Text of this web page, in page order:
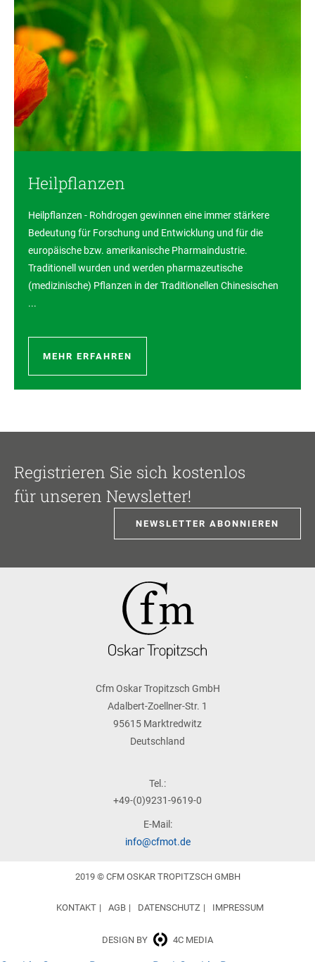
Heilpflanzen
Heilpflanzen - Rohdrogen gewinnen eine immer stärkere
Bedeutung für Forschung und Entwicklung und für die
europäische bzw. amerikanische Pharmaindustrie.
Traditionell wurden und werden pharmazeutische
(medizinische) Pflanzen in der Traditionellen Chinesischen
...
MEHR ERFAHREN
Registrieren Sie sich kostenlos
für unseren Newsletter!
NEWSLETTER ABONNIEREN
Cfm Oskar Tropitzsch GmbH
Adalbert-Zoellner-Str. 1
95615 Marktredwitz
Deutschland
Tel.:
+49-(0)9231-9619-0
E-Mail:
info@cfmot.de
2019 © CFM OSKAR TROPITZSCH GMBH
DESIGN BY 4C MEDIA
KONTAKT AGB DATENSCHUTZ IMPRESSUM